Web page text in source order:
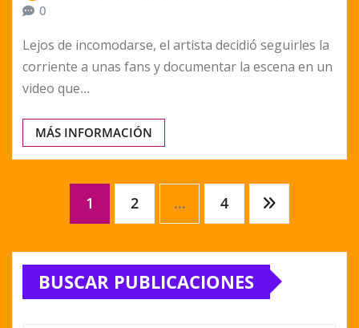
0
Lejos de incomodarse, el artista decidió seguirles la
corriente a unas fans y documentar la escena en un
video que…
MÁS INFORMACIÓN
Paginación
de
entradas
1 2 … 4
BUSCAR PUBLICACIONES